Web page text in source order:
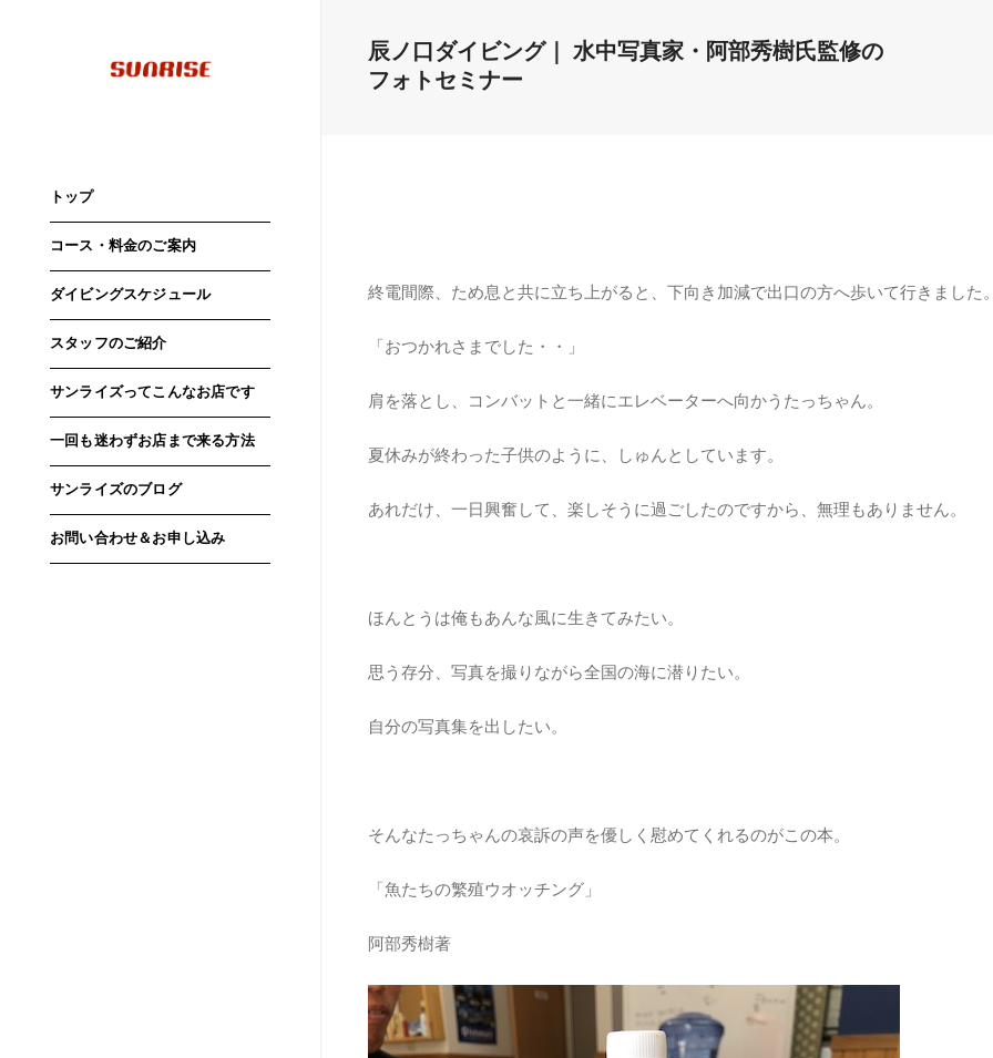
トップ
コース・料金のご案内
ダイビングスケジュール
スタッフのご紹介
サンライズってこんなお店です
一回も迷わずお店まで来る方法
サンライズのブログ
お問い合わせ＆お申し込み
辰ノ口ダイビング｜ 水中写真家・阿部秀樹氏監修の
フォトセミナー
終電間際、ため息と共に立ち上がると、下向き加減で出口の方へ歩いて行きました
「おつかれさまでした・・」
肩を落とし、コンバットと一緒にエレベーターへ向かうたっちゃん。
夏休みが終わった子供のように、しゅんとしています。
あれだけ、一日興奮して、楽しそうに過ごしたのですから、無理もありません。
ほんとうは俺もあんな風に生きてみたい。
思う存分、写真を撮りながら全国の海に潜りたい。
自分の写真集を出したい。
そんなたっちゃんの哀訴の声を優しく慰めてくれるのがこの本。
「魚たちの繁殖ウオッチング」
阿部秀樹著